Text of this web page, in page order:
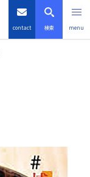
contact 検索 menu